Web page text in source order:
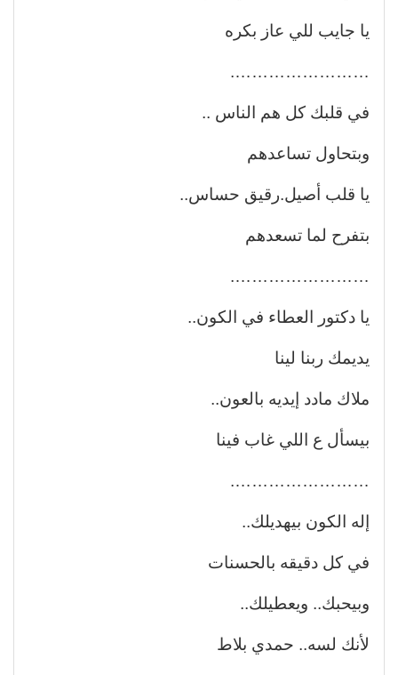
يا جايب للي عاز بكره
…………………….
في قلبك كل هم الناس ..
وبتحاول تساعدهم
يا قلب أصيل.رقيق حساس..
بتفرح لما تسعدهم
…………………….
يا دكتور العطاء في الكون..
يديمك ربنا لينا
ملاك مادد إيديه بالعون..
بيسأل ع اللي غاب فينا
…………………….
إله الكون بيهديلك..
في كل دقيقه بالحسنات
وبيحبك.. ويعطيلك..
لأنك لسه.. حمدي بلاط